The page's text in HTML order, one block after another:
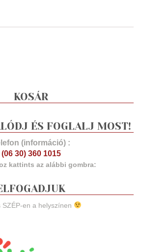
KOSÁR
ÉS FOGLALJ MOST!
(információ) :
(06 30) 360 1015
kattints az alábbi gombra:
SZÉP-en a helyszínen